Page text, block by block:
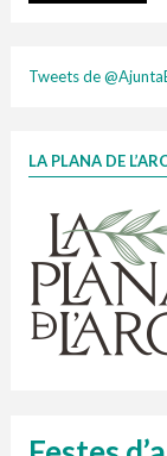
1
Finançat per
Tweets de
LA PLANA DE